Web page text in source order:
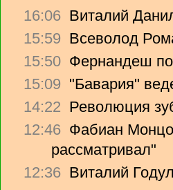
16:06 Виталий
15:59 Всеволод
15:50 Фернандеш
15:09 "Бавария"
14:22 Революция
12:46 Фабиан
рассматривал"
12:36 Виталий